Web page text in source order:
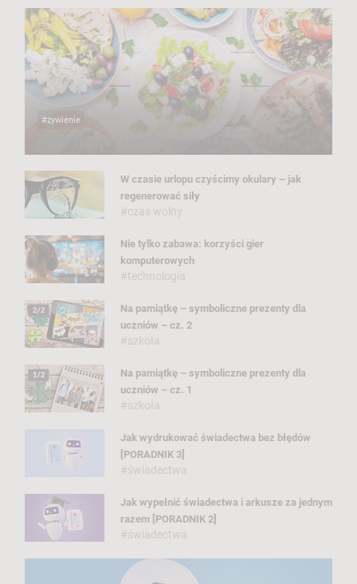
#żywienie
W czasie urlopu czyścimy okulary – jak
regenerować siły
#czas wolny
Nie tylko zabawa: korzyści gier
komputerowych
#technologia
Na pamiątkę – symboliczne prezenty dla
uczniów – cz. 2
#szkoła
Na pamiątkę – symboliczne prezenty dla
uczniów – cz. 1
#szkoła
Jak wydrukować świadectwa bez błędów
[PORADNIK 3]
#świadectwa
Jak wypełnić świadectwa i arkusze za jednym
razem [PORADNIK 2]
#świadectwa